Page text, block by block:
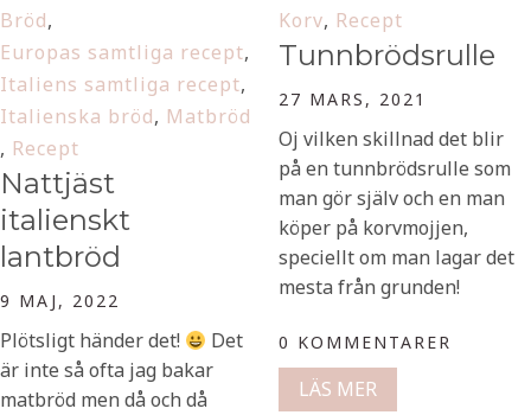
Bröd,
Europas samtliga recept,
Italiens samtliga recept,
Italienska bröd, Matbröd
, Recept
Nattjäst
italienskt
lantbröd
9 MAJ, 2022
Plötsligt händer det!
Det
är inte så ofta jag bakar
matbröd men då och då
Korv, Recept
Tunnbrödsrulle
27 MARS, 2021
Oj vilken skillnad det blir
på en tunnbrödsrulle som
man gör själv och en man
köper på korvmojjen,
speciellt om man lagar det
mesta från grunden!
0 KOMMENTARER
LÄS MER